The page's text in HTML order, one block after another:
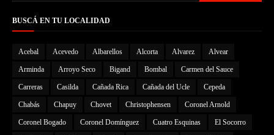
BUSCÁ EN TU LOCALIDAD
Acebal Acevedo Albarellos Alcorta Alvarez Alvear
Arminda Arroyo Seco Bigand Bombal Carmen del Sauce
Carreras Casilda Cañada Rica Cañada del Ucle Cepeda
Chabás Chapuy Chovet Christophensen Coronel Arnold
Coronel Bogado Coronel Domínguez Cuatro Esquinas El Socorro